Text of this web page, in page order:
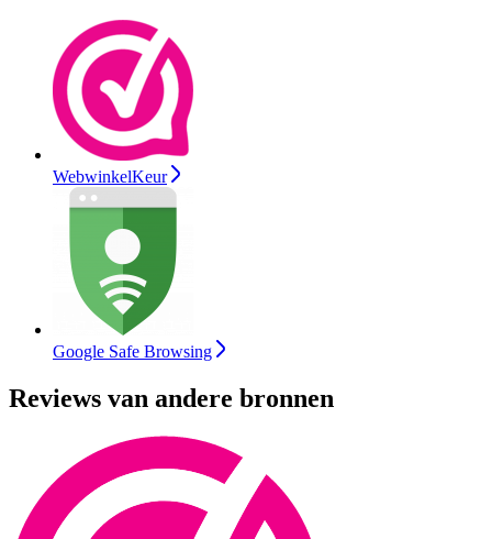
WebwinkelKeur
Google Safe Browsing
Reviews van andere bronnen